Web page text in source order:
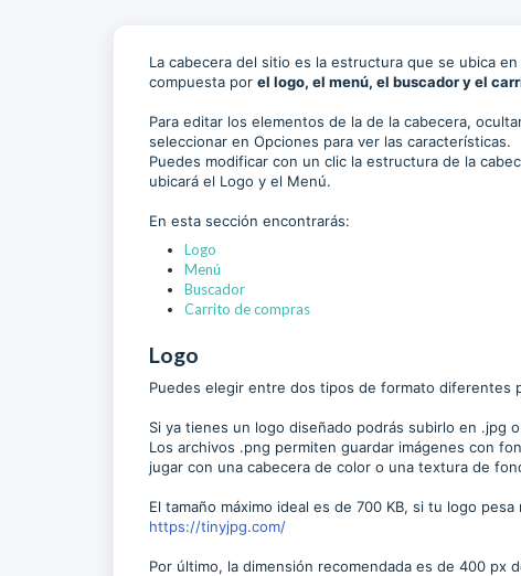
La cabecera del sitio es la estructura que se ubica
compuesta por el logo, el menú, el buscador y el
Para editar los elementos de la de la cabecera,
seleccionar en Opciones para ver las características.
Puedes modificar con un clic la estructura de la
ubicará el Logo y el Menú.
En esta sección encontrarás:
Logo
Menú
Buscador
Carrito de compras
Logo
Puedes elegir entre dos tipos de formato diferentes
Si ya tienes un logo diseñado podrás subirlo en .jpg
Los archivos .png permiten guardar imágenes con
jugar con una cabecera de color o una textura de
El tamaño máximo ideal es de 700 KB, si tu logo
https://tinyjpg.com/
Por último, la dimensión recomendada es de 400 px